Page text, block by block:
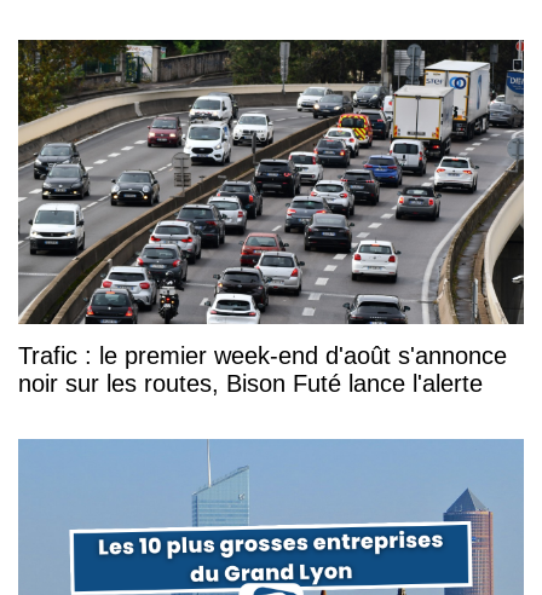
Trafic : le premier week-end d'août s'annonce
noir sur les routes, Bison Futé lance l'alerte